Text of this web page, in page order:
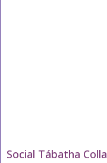
Social Tábatha Colla